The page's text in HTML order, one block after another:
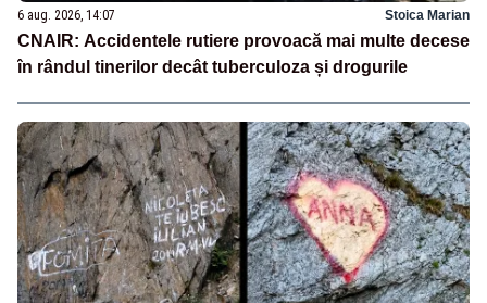
6 aug. 2026, 14:07 Stoica Marian
CNAIR: Accidentele rutiere provoacă mai multe decese
în rândul tinerilor decât tuberculoza și drogurile